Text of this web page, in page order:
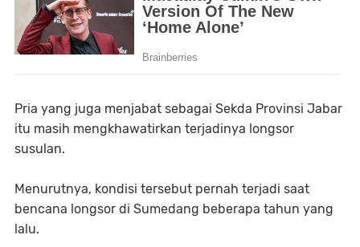
Pria yang juga menjabat sebagai Sekda Provinsi Jabar
itu masih mengkhawatirkan terjadinya longsor
susulan.
Menurutnya, kondisi tersebut pernah terjadi saat
bencana longsor di Sumedang beberapa tahun yang
lalu.